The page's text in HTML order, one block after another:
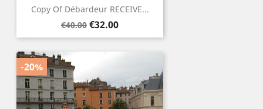
Copy Of Débardeur RECEIVE...
Regular
price
€40.00 Price
€32.00
-20%